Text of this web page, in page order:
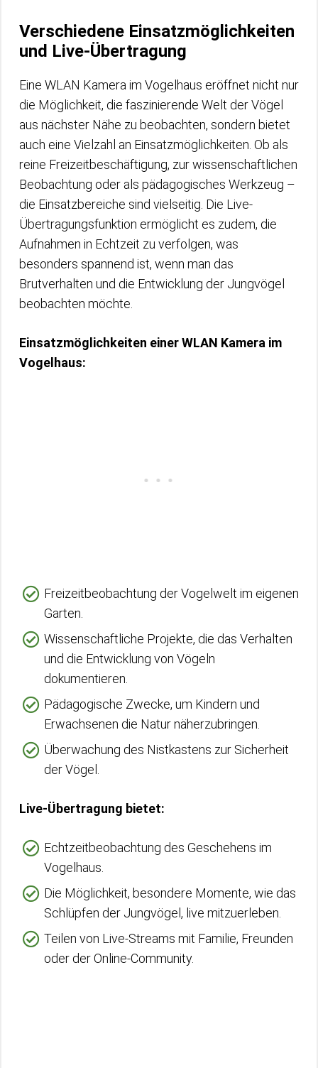
Verschiedene Einsatzmöglichkeiten
und Live-Übertragung
Eine WLAN Kamera im Vogelhaus eröffnet nicht nur
die Möglichkeit, die faszinierende Welt der Vögel
aus nächster Nähe zu beobachten, sondern bietet
auch eine Vielzahl an Einsatzmöglichkeiten. Ob als
reine Freizeitbeschäftigung, zur wissenschaftlichen
Beobachtung oder als pädagogisches Werkzeug –
die Einsatzbereiche sind vielseitig. Die Live-
Übertragungsfunktion ermöglicht es zudem, die
Aufnahmen in Echtzeit zu verfolgen, was
besonders spannend ist, wenn man das
Brutverhalten und die Entwicklung der Jungvögel
beobachten möchte.
Einsatzmöglichkeiten einer WLAN Kamera im
Vogelhaus:
Freizeitbeobachtung der Vogelwelt im eigenen
Garten.
Wissenschaftliche Projekte, die das Verhalten
und die Entwicklung von Vögeln
dokumentieren.
Pädagogische Zwecke, um Kindern und
Erwachsenen die Natur näherzubringen.
Überwachung des Nistkastens zur Sicherheit
der Vögel.
Live-Übertragung bietet:
Echtzeitbeobachtung des Geschehens im
Vogelhaus.
Die Möglichkeit, besondere Momente, wie das
Schlüpfen der Jungvögel, live mitzuerleben.
Teilen von Live-Streams mit Familie, Freunden
oder der Online-Community.